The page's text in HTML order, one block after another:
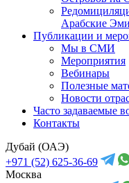
Арабские
Публикации и
Мы в СМИ
Мероприятия
Вебинары
Полезные
Новости
Часто задаваемые
Контакты
Дубай (ОАЭ)
+971 (52) 625-36-69
Москва